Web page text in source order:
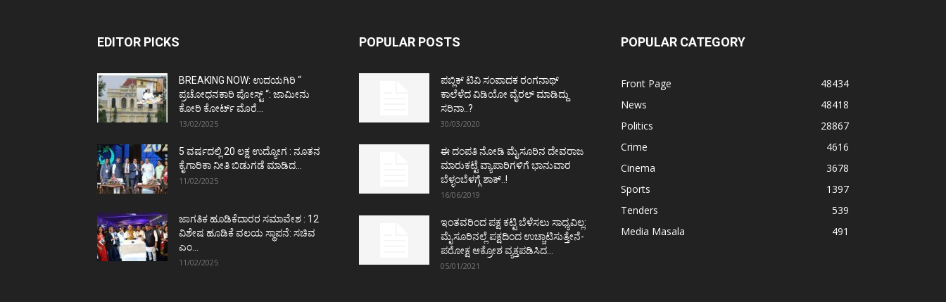
EDITOR PICKS
BREAKING NOW: ಉದಯಗಿರಿ “
ಪ್ರಚೋಧನಕಾರಿ ಪೋಸ್ಟ್‌ “: ಜಾಮೀನು
ಕೋರಿ ಕೋರ್ಟ್‌ ಮೊರೆ...
13/02/2025
5 ವರ್ಷದಲ್ಲಿ 20 ಲಕ್ಷ ಉದ್ಯೋಗ : ನೂತನ
ಕೈಗಾರಿಕಾ ನೀತಿ ಬಿಡುಗಡೆ ಮಾಡಿದ...
11/02/2025
ಜಾಗತಿಕ ಹೂಡಿಕೆದಾರರ ಸಮಾವೇಶ : 12
ವಿಶೇಷ ಹೂಡಿಕೆ ವಲಯ ಸ್ಥಾಪನೆ: ಸಚಿವ
ಎಂ...
11/02/2025
POPULAR POSTS
ಪಬ್ಲಿಕ್ ಟಿವಿ ಸಂಪಾದಕ ರಂಗನಾಥ್
ಕಾಲೆಳೆದ ವಿಡಿಯೋ ವೈರಲ್ ಮಾಡಿದ್ದು
ಸರಿನಾ..?
30/03/2020
ಈ ದಂಪತಿ ನೋಡಿ ಮೈಸೂರಿನ ದೇವರಾಜ
ಮಾರುಕಟ್ಟೆ ವ್ಯಾಪಾರಿಗಳಿಗೆ ಭಾನುವಾರ
ಬೆಳ್ಳಂಬೆಳಗ್ಗೆ ಶಾಕ್..!
16/06/2019
ಇಂತವರಿಂದ ಪಕ್ಷ ಕಟ್ಟಿ ಬೆಳೆಸಲು ಸಾಧ್ಯವಿಲ್ಲ:
ಮೈಸೂರಿನಲ್ಲೆ ಪಕ್ಷದಿಂದ ಉಚ್ಚಾಟಿಸುತ್ತೇನೆ-
ಪರೋಕ್ಷ ಆಕ್ರೋಶ ವ್ಯಕ್ತಪಡಿಸಿದ...
05/01/2021
POPULAR CATEGORY
Front Page
48434
News
48418
Politics
28867
Crime
4616
Cinema
3678
Sports
1397
Tenders
539
Media Masala
491